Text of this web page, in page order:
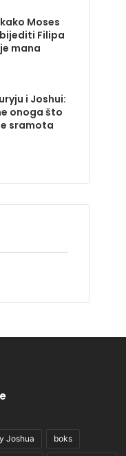
Moses
Filipa
mana
i Joshui:
onoga što
sramota
Joshua boks